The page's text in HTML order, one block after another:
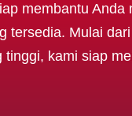
membantu Anda
tersedia. Mulai
kami siap